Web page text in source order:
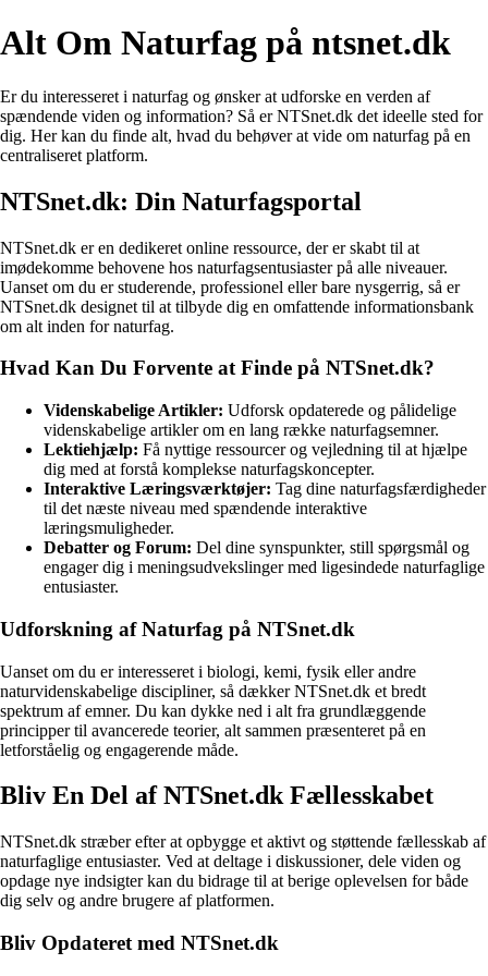
Alt Om Naturfag på ntsnet.dk
Er du interesseret i naturfag og ønsker at udforske en verden af
spændende viden og information? Så er NTSnet.dk det ideelle sted for
dig. Her kan du finde alt, hvad du behøver at vide om naturfag på en
centraliseret platform.
NTSnet.dk: Din Naturfagsportal
NTSnet.dk er en dedikeret online ressource, der er skabt til at
imødekomme behovene hos naturfagsentusiaster på alle niveauer.
Uanset om du er studerende, professionel eller bare nysgerrig, så er
NTSnet.dk designet til at tilbyde dig en omfattende informationsbank
om alt inden for naturfag.
Hvad Kan Du Forvente at Finde på NTSnet.dk?
Videnskabelige Artikler: Udforsk opdaterede og pålidelige
videnskabelige artikler om en lang række naturfagsemner.
Lektiehjælp: Få nyttige ressourcer og vejledning til at hjælpe
dig med at forstå komplekse naturfagskoncepter.
Interaktive Læringsværktøjer: Tag dine naturfagsfærdigheder
til det næste niveau med spændende interaktive
læringsmuligheder.
Debatter og Forum: Del dine synspunkter, still spørgsmål og
engager dig i meningsudvekslinger med ligesindede naturfaglige
entusiaster.
Udforskning af Naturfag på NTSnet.dk
Uanset om du er interesseret i biologi, kemi, fysik eller andre
naturvidenskabelige discipliner, så dækker NTSnet.dk et bredt
spektrum af emner. Du kan dykke ned i alt fra grundlæggende
principper til avancerede teorier, alt sammen præsenteret på en
letforståelig og engagerende måde.
Bliv En Del af NTSnet.dk Fællesskabet
NTSnet.dk stræber efter at opbygge et aktivt og støttende fællesskab af
naturfaglige entusiaster. Ved at deltage i diskussioner, dele viden og
opdage nye indsigter kan du bidrage til at berige oplevelsen for både
dig selv og andre brugere af platformen.
Bliv Opdateret med NTSnet.dk